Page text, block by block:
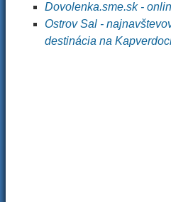
Dovolenka.sme.sk -
Ostrov Sal -
destinácia na